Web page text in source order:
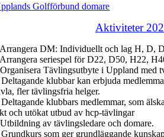
Golfförbund domare
Aktiviteter
Arrangera DM: Individuellt och lag H, D,
seriespel för D22, D50, H22,
Tävlingsutbyte i Uppland med
klubbar kan erbjuda
fler tävlingsfria helger.
klubbars medlemmar, som
och utökat utbud av hcp-tävlingar
av tävlingsledare och domare.
som ger grundläggande